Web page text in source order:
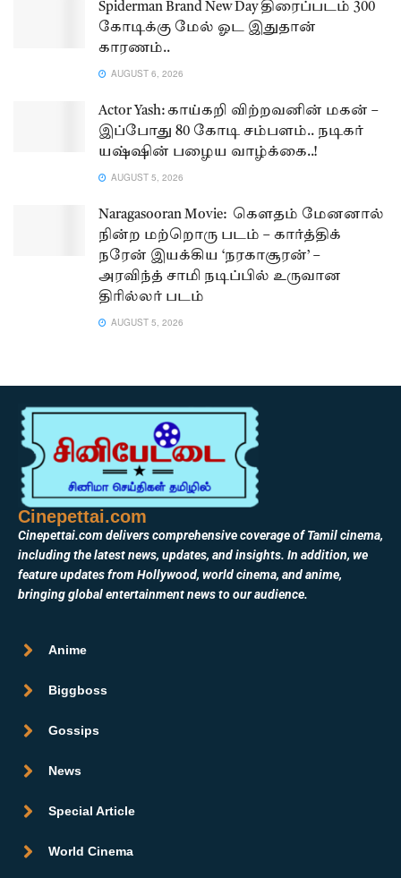
Spiderman Brand New Day திரைப்படம் 300
கோடிக்கு மேல் ஓட இதுதான்
காரணம்..
AUGUST 6, 2026
Actor Yash: காய்கறி விற்றவனின் மகன் –
இப்போது 80 கோடி சம்பளம்.. நடிகர்
யஷ்ஷின் பழைய வாழ்க்கை..!
AUGUST 5, 2026
Naragasooran Movie: கௌதம் மேனனால்
நின்ற மற்றொரு படம் – கார்த்திக்
நரேன் இயக்கிய ‘நரகாசூரன்’ –
அரவிந்த் சாமி நடிப்பில் உருவான
திரில்லர் படம்
AUGUST 5, 2026
Cinepettai.com
Cinepettai.com delivers comprehensive coverage of Tamil cinema,
including the latest news, updates, and insights. In addition, we
feature updates from Hollywood, world cinema, and anime,
bringing global entertainment news to our audience.
Anime
Biggboss
Gossips
News
Special Article
World Cinema